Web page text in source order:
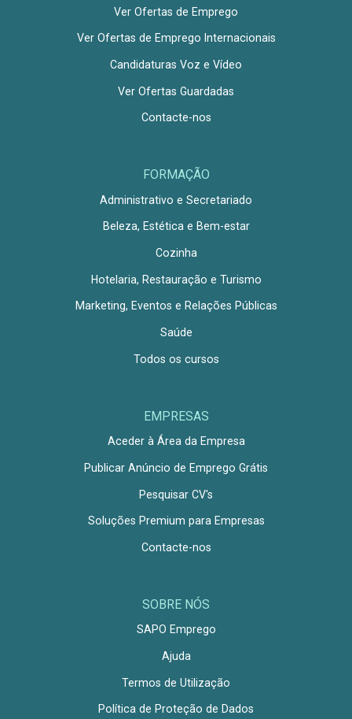
Ver Ofertas de Emprego
Ver Ofertas de Emprego Internacionais
Candidaturas Voz e Vídeo
Ver Ofertas Guardadas
Contacte-nos
FORMAÇÃO
Administrativo e Secretariado
Beleza, Estética e Bem-estar
Cozinha
Hotelaria, Restauração e Turismo
Marketing, Eventos e Relações Públicas
Saúde
Todos os cursos
EMPRESAS
Aceder à Área da Empresa
Publicar Anúncio de Emprego Grátis
Pesquisar CV's
Soluções Premium para Empresas
Contacte-nos
SOBRE NÓS
SAPO Emprego
Ajuda
Termos de Utilização
Política de Proteção de Dados